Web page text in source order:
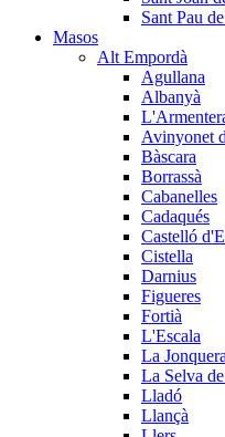
Sant Pau
Masos
Alt Empordà
Agullana
Albanyà
Avinyonet
Bàscara
Borrassà
Cabanelles
Cadaqués
Castelló
Cistella
Darnius
Figueres
Fortià
L'Escala
La Jonquera
La Selva
Lladó
Llançà